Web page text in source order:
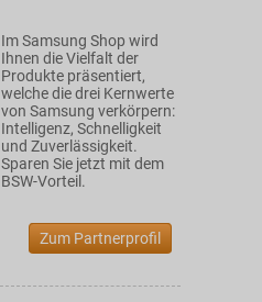
Im Samsung Shop wird
Ihnen die Vielfalt der
Produkte präsentiert,
welche die drei Kernwerte
von Samsung verkörpern:
Intelligenz, Schnelligkeit
und Zuverlässigkeit.
Sparen Sie jetzt mit dem
BSW-Vorteil.
Zum Partnerprofil